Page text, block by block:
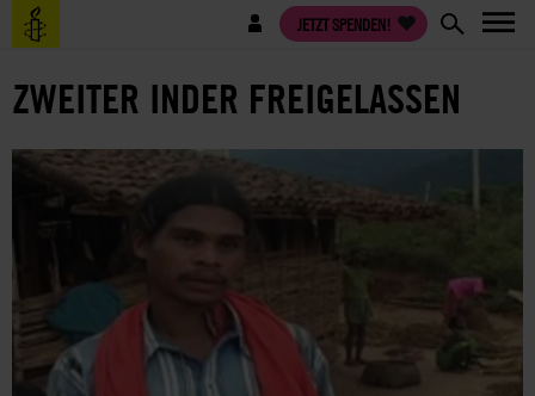
Direkt
zum
Benutzermenü JETZT SPENDEN!
ZWEITER INDER FREIGELASSEN